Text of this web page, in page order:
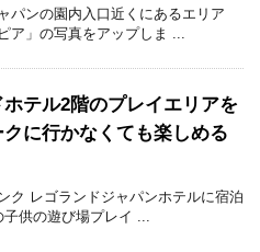
パンの園内入口近くにあるエリア
ア」の写真をアップしま ...
ホテル2階のプレイエリアを
に行かなくても楽しめる
ク レゴランドジャパンホテルに宿泊
子供の遊び場プレイ ...